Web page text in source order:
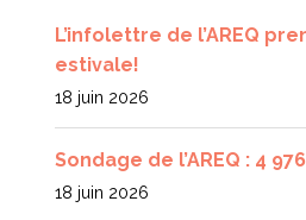
L’infolettre de l’AREQ
estivale!
18 juin 2026
Sondage de l’AREQ : 4
18 juin 2026